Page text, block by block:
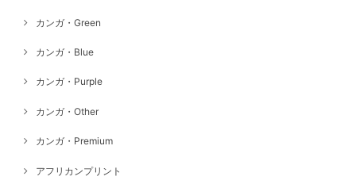
カンガ・Green
カンガ・Blue
カンガ・Purple
カンガ・Other
カンガ・Premium
アフリカンプリント